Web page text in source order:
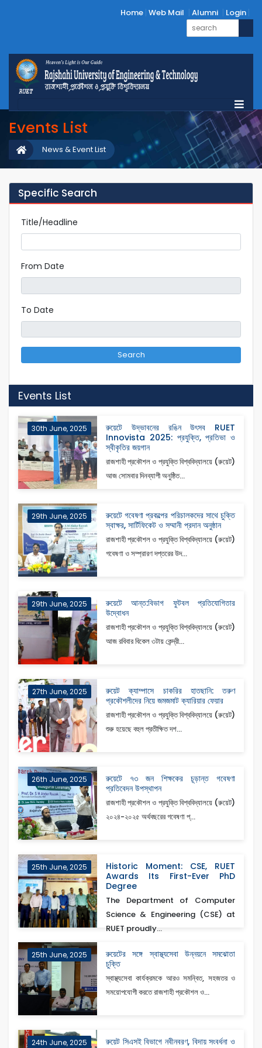
Home Web Mail Alumni Login
Events List
News & Event List
Specific Search
Title/Headline
From Date
To Date
Search
Events List
30th June, 2025
রুয়েটে উদ্ভাবনের রঙিন উৎসব RUET
Innovista 2025: প্রযুক্তি, প্রতিভা ও
স্বীকৃতির জয়গান
রাজশাহী প্রকৌশল ও প্রযুক্তি বিশ্ববিদ্যালয়ে (রুয়েট)
আজ সোমবার দিনব্যাপী অনুষ্ঠিত...
29th June, 2025
রুয়েটে গবেষণা প্রকল্পের পরিচালকদের সাথে চুক্তি
স্বাক্ষর, সার্টিফিকেট ও সম্মানী প্রদান অনুষ্ঠান
রাজশাহী প্রকৌশল ও প্রযুক্তি বিশ্ববিদ্যালয়ে (রুয়েট)
গবেষণা ও সম্প্রারণ দপ্তরের উদ...
29th June, 2025
রুয়েটে আন্ত:বিভাগ ফুটবল প্রতিযোগিতার
উদ্বোধন
রাজশাহী প্রকৌশল ও প্রযুক্তি বিশ্ববিদ্যালয়ে (রুয়েট)
আজ রবিবার বিকেল ৩টায় কেন্দ্রী...
27th June, 2025
রুয়েট ক্যাম্পাসে চাকরির হাতছানি: তরুণ
প্রকৌশলীদের নিয়ে জমজমাট ক্যারিয়ার ফেয়ার
রাজশাহী প্রকৌশল ও প্রযুক্তি বিশ্ববিদ্যালয়ে (রুয়েট)
শুরু হয়েছে বহুল প্রতীক্ষিত দশ...
26th June, 2025
রুয়েটে ৭৩ জন শিক্ষকের চূড়ান্ত গবেষণা
প্রতিবেদন উপস্থাপন
রাজশাহী প্রকৌশল ও প্রযুক্তি বিশ্ববিদ্যালয়ে (রুয়েট)
২০২৪-২০২৫ অর্থবছরের গবেষণা প্...
25th June, 2025
Historic Moment: CSE, RUET
Awards Its First-Ever PhD
Degree
The Department of Computer
Science & Engineering (CSE) at
RUET proudly...
25th June, 2025
রুয়েটের সঙ্গে স্বাস্থ্যসেবা উন্নয়নে সমঝোতা
চুক্তি
স্বাস্থ্যসেবা কার্যক্রমকে আরও সমন্বিত, সহজতর ও
সময়োপযোগী করতে রাজশাহী প্রকৌশল ও...
24th June, 2025
রুয়েট সিএসই বিভাগে নবীনবরণ, বিদায় সংবর্ধনা ও